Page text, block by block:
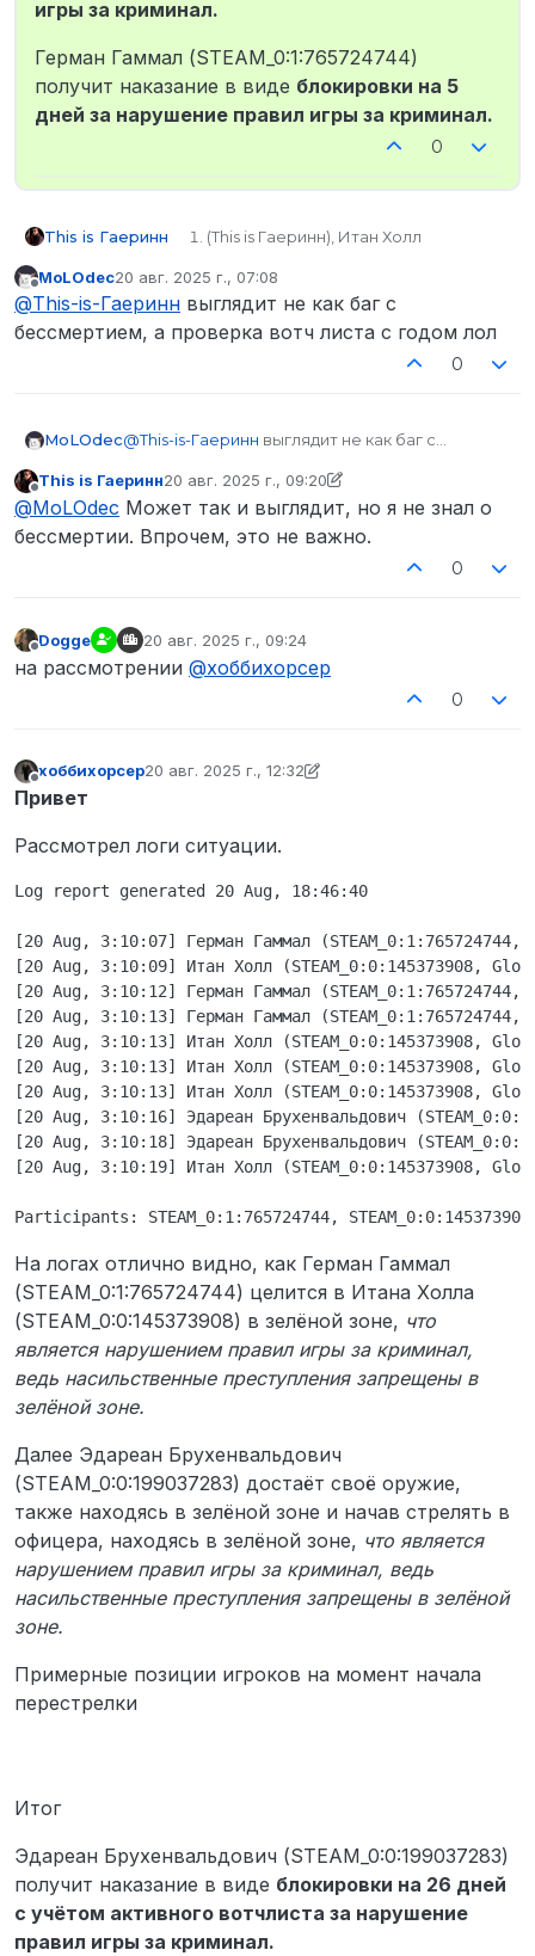
игры за криминал.
Герман Гаммал (STEAM_0:1:765724744)
получит наказание в виде блокировки на 5
дней за нарушение правил игры за криминал.
0
This is Гаеринн
(This is Гаеринн), Итан Холл
kot#8420
Герман Гаммал, Эдареан
Брухенвальдович
Эдареан - STEAM_0:0:199037283
Подошел гражданин, подал
внешность и тд, я подал в список
болло. После чего вижу, что
подозреваемый стоял через дорогу
сообщников. Я подходил к нему, он
остановился, он же забежал за угол
Франклин 3 и сел в машину к другу,
они не успели тронуться с места и я
момент мне в упор со спины
пистолет и начал в меня стрелять,
как случился баг с бессмертием,
бы FK. После чего я отыграл
ранения с другим офицером и на
этом ситуация закончилась.
Так же,
прошу проверить вотч
листы данных игроков
важно!
Ребят, у вас обоих 600 и 1000 часов,
зачем так тупо нарушать и портить
игру?
Логи
ДА!
Не в сети
MoLOdec20 авг. 2025 г., 07:08
отредактировано
@This-is-Гаеринн выглядит не как баг с
бессмертием, а проверка вотч листа с годом лол
0
MoLOdec@This-is-Гаеринн выглядит не как баг с
лол
Не в сети
This is Гаеринн20 авг. 2025 г., 09:20
отредактировано This is Гаеринн
@MoLOdec Может так и выглядит, но я не знал о
бессмертии. Впрочем, это не важно.
0
Не в сети
Dogge 20 авг. 2025 г., 09:24
отредактировано
на рассмотрении @хоббихорсер
0
хоббихорсер20 авг. 2025 г., 12:32
отредактировано хоббихорсер
Привет
Рассмотрел логи ситуации.
Log report generated 20 Aug, 18:46:40
[20 Aug, 3:10:07] Герман Гаммал
[20 Aug, 3:10:09] Итан Холл (STEAM_0:0:145373908,
[20 Aug, 3:10:12] Герман Гаммал
[20 Aug, 3:10:13] Герман Гаммал
[20 Aug, 3:10:13] Итан Холл (STEAM_0:0:145373908,
[20 Aug, 3:10:13] Итан Холл (STEAM_0:0:145373908,
[20 Aug, 3:10:13] Итан Холл (STEAM_0:0:145373908,
[20 Aug, 3:10:16] Эдареан Брухенвальдович
[20 Aug, 3:10:18] Эдареан Брухенвальдович
[20 Aug, 3:10:19] Итан Холл (STEAM_0:0:145373908,
На логах отлично видно, как Герман Гаммал
(STEAM_0:1:765724744) целится в Итана Холла
(STEAM_0:0:145373908) в зелёной зоне, что
является нарушением правил игры за криминал,
ведь насильственные преступления запрещены в
зелёной зоне.
Далее Эдареан Брухенвальдович
(STEAM_0:0:199037283) достаёт своё оружие,
также находясь в зелёной зоне и начав стрелять в
офицера, находясь в зелёной зоне, что является
нарушением правил игры за криминал, ведь
насильственные преступления запрещены в зелёной
зоне.
Примерные позиции игроков на момент начала
перестрелки
Итог
Эдареан Брухенвальдович (STEAM_0:0:199037283)
получит наказание в виде блокировки на 26 дней
с учётом активного вотчлиста за нарушение
правил игры за криминал.